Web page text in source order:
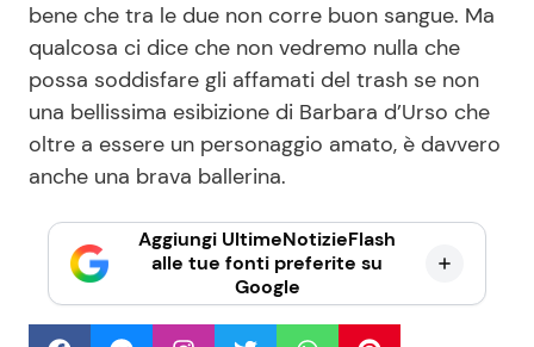
bene che tra le due non corre buon sangue. Ma
qualcosa ci dice che non vedremo nulla che
possa soddisfare gli affamati del trash se non
una bellissima esibizione di Barbara d’Urso che
oltre a essere un personaggio amato, è davvero
anche una brava ballerina.
Aggiungi UltimeNotizieFlash
alle tue fonti preferite su
Google